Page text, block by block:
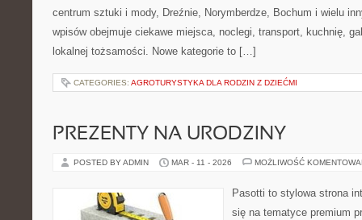
centrum sztuki i mody, Dreźnie, Norymberdze, Bochum i wielu
wpisów obejmuje ciekawe miejsca, noclegi, transport, kuchnię,
lokalnej tożsamości. Nowe kategorie to […]
CATEGORIES: AGROTURYSTYKA DLA RODZIN Z DZIEĆMI
PREZENTY NA URODZINY
POSTED BY ADMIN MAR - 11 - 2026 MOŻLIWOŚĆ
Pasotti to stylowa strona
się na tematyce premium